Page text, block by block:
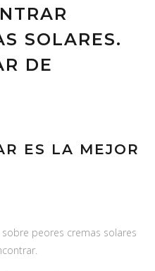
SOLARES.
DE
ES LA MEJOR
peores cremas solares